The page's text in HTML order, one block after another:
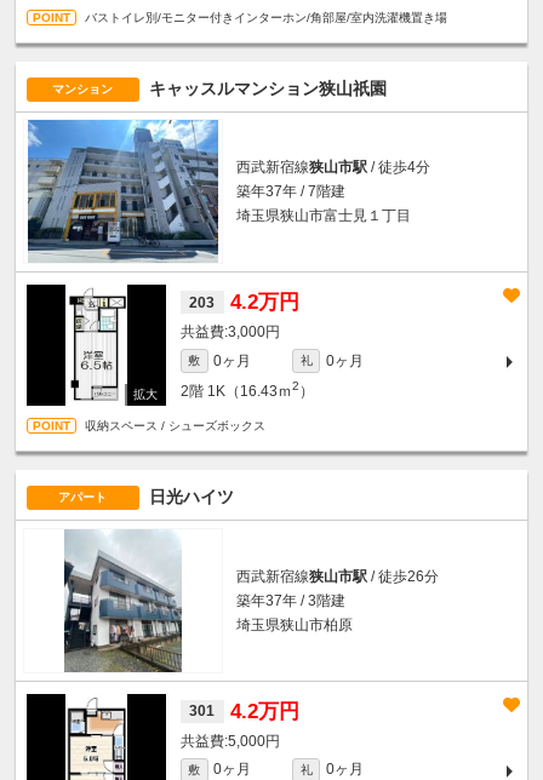
バストイレ別/モニター付きインターホン/角部屋/室内洗濯機置き場
マンション キャッスルマンション狭山祇園
西武新宿線狭山市駅 / 徒歩4分
築年37年 / 7階建
埼玉県狭山市富士見１丁目
203 4.2万円
3,000円
敷 0ヶ月 礼
0ヶ月
2階 1K（16.43ｍ2 ）
収納スペース / シューズボックス
アパート 日光ハイツ
西武新宿線狭山市駅 / 徒歩26分
築年37年 / 3階建
埼玉県狭山市柏原
301 4.2万円
5,000円
敷 0ヶ月 礼
0ヶ月